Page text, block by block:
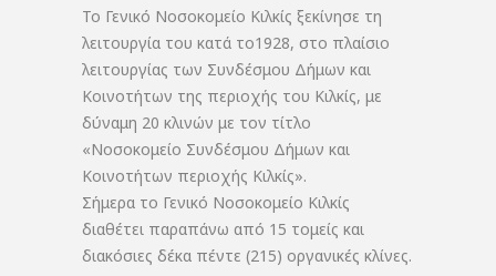
Το Γενικό Νοσοκομείο Κιλκίς ξεκίνησε τη
λειτουργία του κατά το1928, στο πλαίσιο
λειτουργίας των Συνδέσμου Δήμων και
Κοινοτήτων της περιοχής του Κιλκίς, με
δύναμη 20 κλινών με τον τίτλο
«Νοσοκομείο Συνδέσμου Δήμων και
Κοινοτήτων περιοχής Κιλκίς».
Σήμερα το Γενικό Νοσοκομείο Κιλκίς
διαθέτει παραπάνω από 15 τομείς και
διακόσιες δέκα πέντε (215) οργανικές κλίνες.